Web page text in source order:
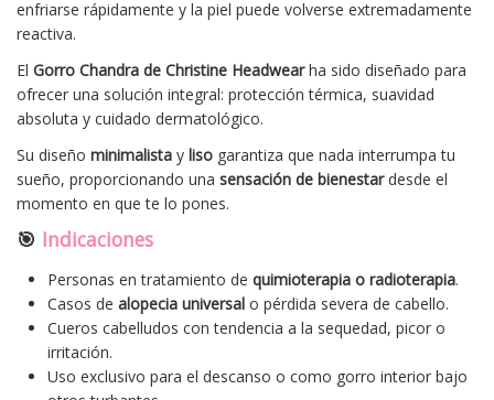
enfriarse rápidamente y la piel puede volverse extremadamente
reactiva.
El Gorro Chandra de Christine Headwearha sido diseñado para
ofrecer una solución integral: protección térmica, suavidad
absoluta y cuidado dermatológico.
Su diseño minimalista y liso garantiza que nada interrumpa tu
sueño, proporcionando una sensación de bienestardesde el
momento en que te lo pones.
🎯 Indicaciones
Personas en tratamiento de quimioterapia o radioterapia.
Casos de alopecia universal o pérdida severa de cabello.
Cueros cabelludos con tendencia a la sequedad, picor o
irritación.
Uso exclusivo para el descanso o como gorro interior bajo